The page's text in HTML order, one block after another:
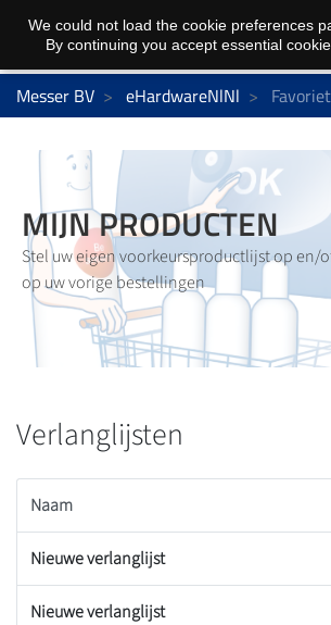
Messer BV eHardwareNlNl
MIJN PRODUCTEN
Stel uw eigen voorkeursproductlijst op en/
op uw vorige bestellingen
Verlanglijsten
Naam
Nieuwe verlanglijst
Nieuwe verlanglijst
We could not load the cookie preferences
By continuing you accept essential